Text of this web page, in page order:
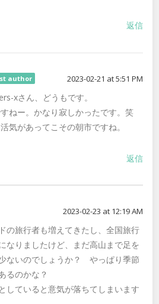
返信
author 2023-02-21 at 5:51 PM
xさん、どうもです。
ねー。かなり寂しかったです。笑
気があってこその朝市ですね。
返信
2023-02-23 at 12:19 AM
の旅行者も増えてきたし、全国旅行
なりましたけど、まだ高山まで足を
ないのでしょうか？ やっぱり季節
るのかな？
していると意気が落ちてしまいます